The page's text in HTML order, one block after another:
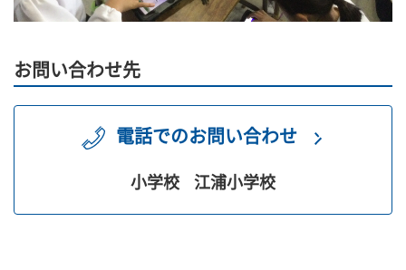
お問い合わせ先
電話でのお問い合わせ
小学校 江浦小学校